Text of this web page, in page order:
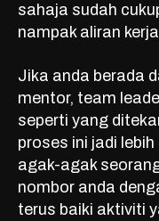
sahaja sudah
nampak aliran
Jika anda berada
mentor, team
seperti yang
proses ini jadi
agak-agak
nombor anda
terus baiki aktiviti